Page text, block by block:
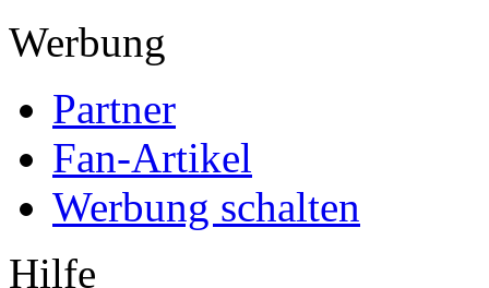
Werbung
Partner
Fan-Artikel
Werbung schalten
Hilfe